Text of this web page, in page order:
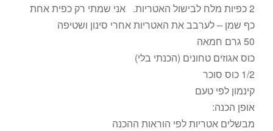
2 כפיות מלח לבישול האטריות. אני שמתי רק כפית אחת
כף שמן – לערבב את האטריות אחרי סינון ושטיפה
50 גרם חמאה
כוס אגוזים טחונים (הכנתי בלי)
1/2 כוס סוכר
קינמון לפי טעם
אופן הכנה:
מבשלים אטריות לפי הוראות ההכנה